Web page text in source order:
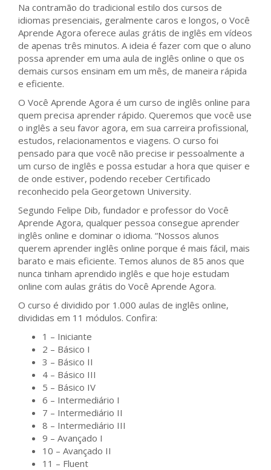
Na contramão do tradicional estilo dos cursos de
idiomas presenciais, geralmente caros e longos, o Você
Aprende Agora oferece aulas grátis de inglês em vídeos
de apenas três minutos. A ideia é fazer com que o aluno
possa aprender em uma aula de inglês online o que os
demais cursos ensinam em um mês, de maneira rápida
e eficiente.
O Você Aprende Agora é um curso de inglês online para
quem precisa aprender rápido. Queremos que você use
o inglês a seu favor agora, em sua carreira profissional,
estudos, relacionamentos e viagens. O curso foi
pensado para que você não precise ir pessoalmente a
um curso de inglês e possa estudar a hora que quiser e
de onde estiver, podendo receber Certificado
reconhecido pela Georgetown University.
Segundo Felipe Dib, fundador e professor do Você
Aprende Agora, qualquer pessoa consegue aprender
inglês online e dominar o idioma. “Nossos alunos
querem aprender inglês online porque é mais fácil, mais
barato e mais eficiente. Temos alunos de 85 anos que
nunca tinham aprendido inglês e que hoje estudam
online com aulas grátis do Você Aprende Agora.
O curso é dividido por 1.000 aulas de inglês online,
divididas em 11 módulos. Confira:
1 – Iniciante
2 – Básico I
3 – Básico II
4 – Básico III
5 – Básico IV
6 – Intermediário I
7 – Intermediário II
8 – Intermediário III
9 – Avançado I
10 – Avançado II
11 – Fluent